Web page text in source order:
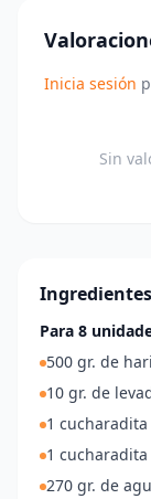
Inicia sesión
Sin
Ingredientes
Para 8
500 gr. de
10 gr. de
1
1
270 gr. de